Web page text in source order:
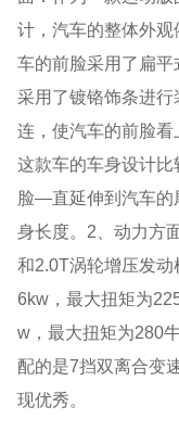
计，汽车的整体外
车的前脸采用了扁
采用了镀铬饰条进
连，使汽车的前脸看
这款车的车身设计
脸―直延伸到汽车的
身长度。2、动力方
和2.0T涡轮增压发
6kw，最大扭矩为
w，最大扭矩为280
配的是7挡双离合变
现优秀。